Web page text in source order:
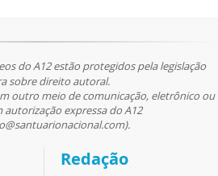
do A12 estão protegidos pela legislação
sobre direito autoral.
outro meio de comunicação, eletrônico ou
autorização expressa do A12
Redação